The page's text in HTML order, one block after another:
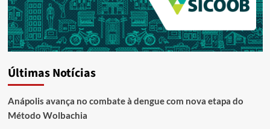
Últimas Notícias
Anápolis avança no combate à dengue com nova etapa do
Método Wolbachia